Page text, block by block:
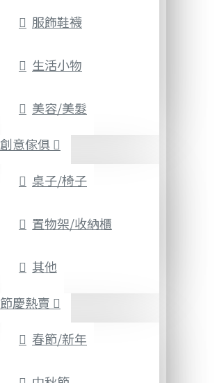
服飾鞋襪
生活小物
美容/美髮
創意傢俱
桌子/椅子
置物架/收納櫃
其他
節慶熱賣
春節/新年